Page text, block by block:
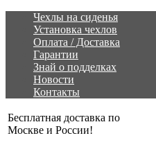
Чехлы на сиденья
Установка чехлов
Оплата / Доставка
Гарантии
Знай о подделках
Новости
Контакты
Бесплатная доставка по
Москве и России!